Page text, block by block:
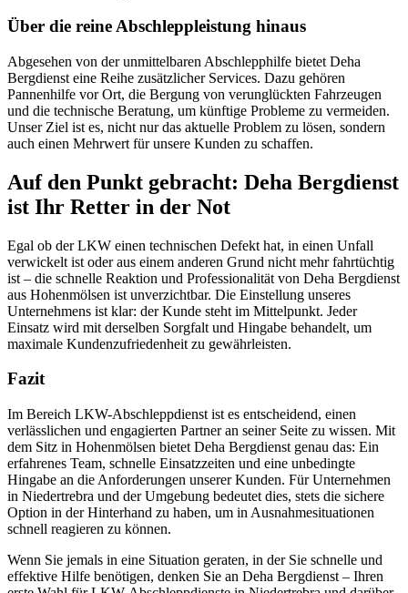
Über die reine Abschleppleistung hinaus
Abgesehen von der unmittelbaren Abschlepphilfe bietet Deha
Bergdienst eine Reihe zusätzlicher Services. Dazu gehören
Pannenhilfe vor Ort, die Bergung von verunglückten Fahrzeugen
und die technische Beratung, um künftige Probleme zu vermeiden.
Unser Ziel ist es, nicht nur das aktuelle Problem zu lösen, sondern
auch einen Mehrwert für unsere Kunden zu schaffen.
Auf den Punkt gebracht: Deha Bergdienst
ist Ihr Retter in der Not
Egal ob der LKW einen technischen Defekt hat, in einen Unfall
verwickelt ist oder aus einem anderen Grund nicht mehr fahrtüchtig
ist – die schnelle Reaktion und Professionalität von Deha Bergdienst
aus Hohenmölsen ist unverzichtbar. Die Einstellung unseres
Unternehmens ist klar: der Kunde steht im Mittelpunkt. Jeder
Einsatz wird mit derselben Sorgfalt und Hingabe behandelt, um
maximale Kundenzufriedenheit zu gewährleisten.
Fazit
Im Bereich LKW-Abschleppdienst ist es entscheidend, einen
verlässlichen und engagierten Partner an seiner Seite zu wissen. Mit
dem Sitz in Hohenmölsen bietet Deha Bergdienst genau das: Ein
erfahrenes Team, schnelle Einsatzzeiten und eine unbedingte
Hingabe an die Anforderungen unserer Kunden. Für Unternehmen
in Niedertrebra und der Umgebung bedeutet dies, stets die sichere
Option in der Hinterhand zu haben, um in Ausnahmesituationen
schnell reagieren zu können.
Wenn Sie jemals in eine Situation geraten, in der Sie schnelle und
effektive Hilfe benötigen, denken Sie an Deha Bergdienst – Ihren